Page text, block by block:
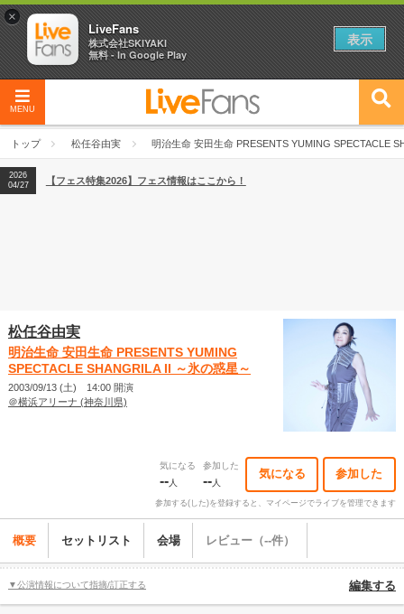
MENU
トップ 松任谷由実 明治生命 安田生命 PRESENTS YUMING SPECTACLE
2026
04/27
2026
【ライブ動員ランキング】2026年上半期編発表！
2026
04/27
【フェス特集2026】フェス情報はここから！
松任谷由実
明治生命 安田生命 PRESENTS YUMING
SPECTACLE SHANGRILA II ～氷の惑星～
2003/09/13 (土) 14:00 開演
＠横浜アリーナ (神奈川県)
気になる
--人
参加した
--人
気になる 参加した
参加する(した)を登録すると、マイページでライブを管理できます
概要 セットリスト 会場 レビュー（--件）
▼公演情報について指摘/訂正する 編集する
×
LiveFans
株式会社SKIYAKI
無料 - In Google Play
表示